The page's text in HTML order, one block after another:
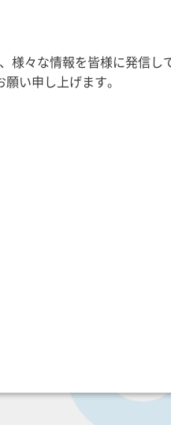
々な情報を皆様に発信し
い申し上げます。